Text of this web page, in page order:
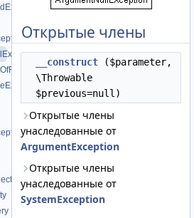
Открытые члены
__construct ($parameter,
\Throwable
$previous=null)
Открытые члены
унаследованные от
ArgumentException
Открытые члены
унаследованные от
SystemException